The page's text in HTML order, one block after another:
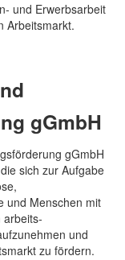
und Erwerbsarbeit
Arbeitsmarkt.
gGmbH
gGmbH
sich zur Aufgabe
und Menschen mit
arbeits­
und
zu fördern.